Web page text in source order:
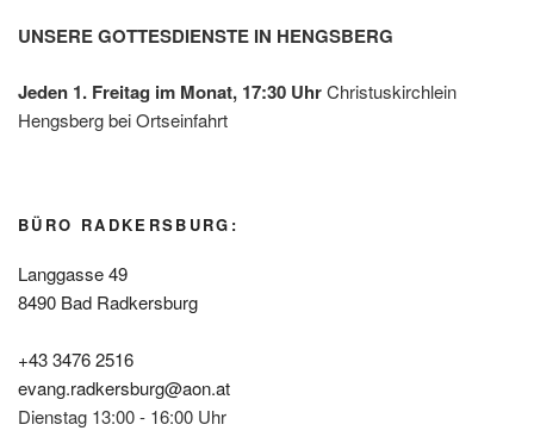
UNSERE GOTTESDIENSTE IN HENGSBERG
Jeden 1. Freitag im Monat, 17:30 UhrChristuskirchlein
Hengsberg bei Ortseinfahrt
BÜRO RADKERSBURG:
Langgasse 49
8490 Bad Radkersburg
+43 3476 2516
evang.radkersburg@aon.at
Dienstag 13:00 - 16:00 Uhr